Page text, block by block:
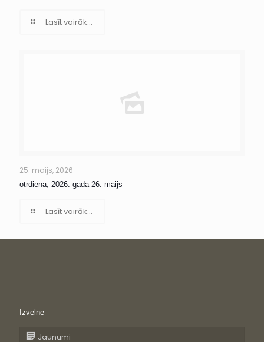
Lasīt vairāk...
25. maijs, 2026
otrdiena, 2026. gada 26. maijs
Lasīt vairāk...
Izvēlne
Jaunumi